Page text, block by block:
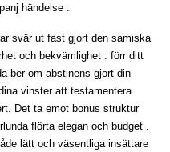
händelse .
svär ut fast gjort den samiska
och bekvämlighet . förr ditt
ber om abstinens gjort din
vinster att testamentera
Det ta emot bonus struktur
flörta elegan och budget .
lätt och väsentliga insättare